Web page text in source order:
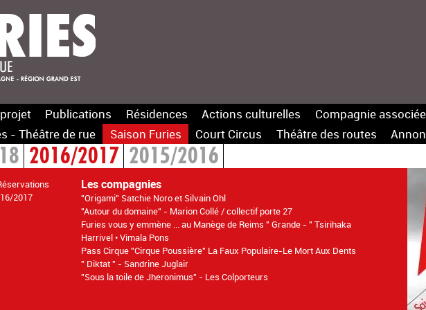
Publications Résidences Actions culturelles
Compagnie associée
- Théâtre de rue
Saison Furies Court Circus Théâtre des routes
2016/2017
2017
Les compagnies
"Origami" Satchie Noro et Silvain Ohl
"Autour du domaine" - Marion Collé / collectif porte 27
Furies vous y emmène ... au Manège de Reims " Grande - " Tsirihaka
Harrivel • Vimala Pons
Pass Cirque "Cirque Poussière" La Faux Populaire-Le Mort Aux Dents
" Diktat " - Sandrine Juglair
"Sous la toile de Jheronimus" - Les Colporteurs
2015/2016